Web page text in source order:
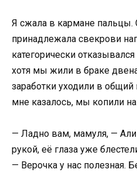
Я сжала в кармане пальцы.
принадлежала свекрови
категорически
хотя мы жили в браке
заработки уходили в общий
мне казалось, мы копили
— Ладно вам, мамуля, —
рукой, её глаза уже
— Верочка у нас полезная.